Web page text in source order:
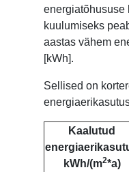
energiatõhususe
kuulumiseks
aastas vähem
[kWh].
Sellised on
Kaalutud
kWh/(m2*a)